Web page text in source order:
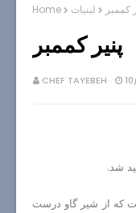
Home لبنيات كممبر
پنير كممبر
CHEF TAYEBEH
شد.
كه از شير گاو درست